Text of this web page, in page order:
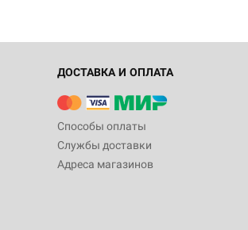
ДОСТАВКА И ОПЛАТА
Способы оплаты
Службы доставки
Адреса магазинов